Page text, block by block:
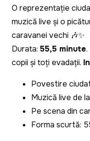
O reprezentație
muzică live și o
caravanei vechi 🎶✨
Durata: 55,5 minute.
copii și toți evadații.
Povestire
Muzică live de
Pe scena din
Forma scurtă: